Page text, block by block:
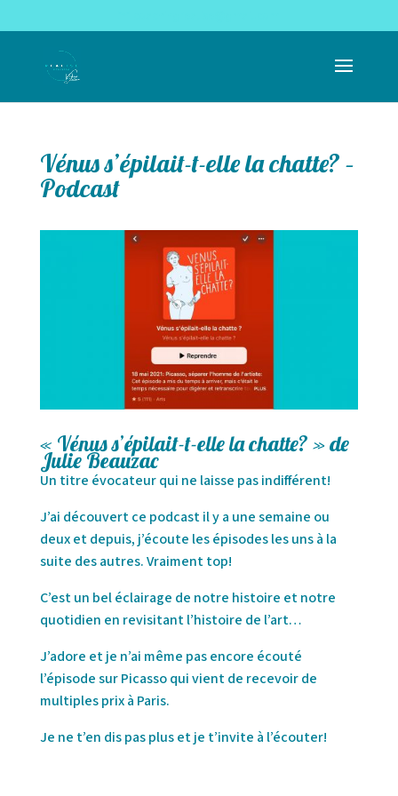
Vénus s’épilait-t-elle la chatte? –
Podcast
« Vénus s’épilait-t-elle la chatte? » de
Julie Beauzac
Un titre évocateur qui ne laisse pas indifférent!
J’ai découvert ce podcast il y a une semaine ou
deux et depuis, j’écoute les épisodes les uns à la
suite des autres. Vraiment top!
C’est un bel éclairage de notre histoire et notre
quotidien en revisitant l’histoire de l’art…
J’adore et je n’ai même pas encore écouté
l’épisode sur Picasso qui vient de recevoir de
multiples prix à Paris.
Je ne t’en dis pas plus et je t’invite à l’écouter!